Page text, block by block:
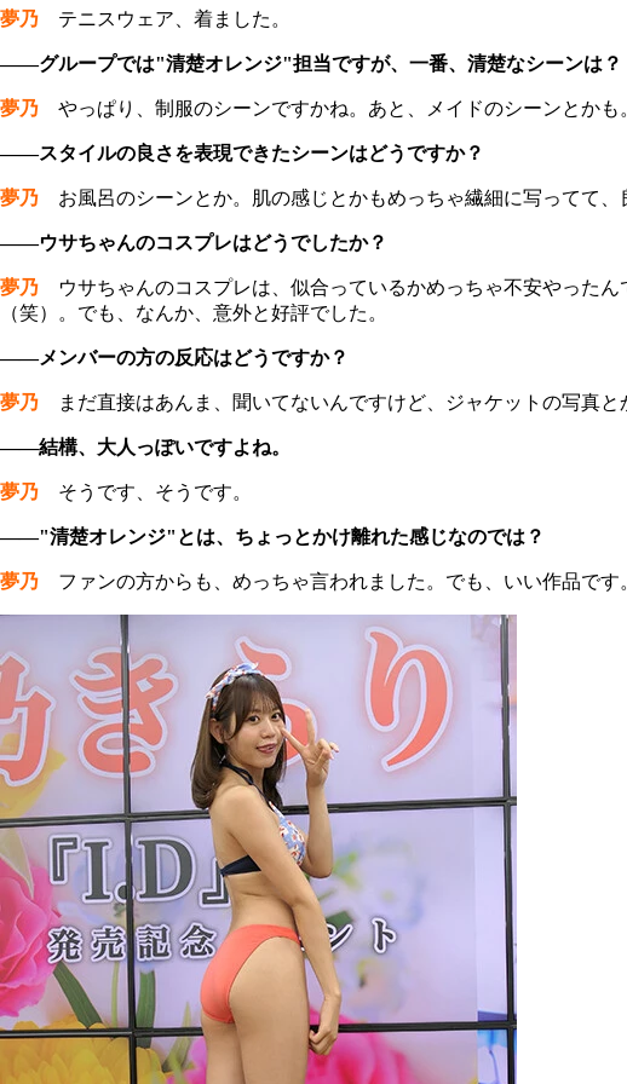
夢乃 テニスウェア、着ました。
――グループでは"清楚オレンジ"担当ですが、一番、清楚なシーンは？
夢乃 やっぱり、制服のシーンですかね。あと、メイドのシーンとかも
――スタイルの良さを表現できたシーンはどうですか？
夢乃 お風呂のシーンとか。肌の感じとかもめっちゃ繊細に写ってて、
――ウサちゃんのコスプレはどうでしたか？
夢乃 ウサちゃんのコスプレは、似合っているかめっちゃ不安やった
（笑）。でも、なんか、意外と好評でした。
――メンバーの方の反応はどうですか？
夢乃 まだ直接はあんま、聞いてないんですけど、ジャケットの写真と
――結構、大人っぽいですよね。
夢乃 そうです、そうです。
――"清楚オレンジ"とは、ちょっとかけ離れた感じなのでは？
夢乃 ファンの方からも、めっちゃ言われました。でも、いい作品です